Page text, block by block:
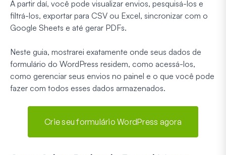
A partir daí, você pode visualizar envios, pesquisá-los e
filtrá-los, exportar para CSV ou Excel, sincronizar com o
Google Sheets e até gerar PDFs.
Neste guia, mostrarei exatamente onde seus dados de
formulário do WordPress residem, como acessá-los,
como gerenciar seus envios no painel e o que você pode
fazer com todos esses dados armazenados.
Crie seu formulário WordPress agora